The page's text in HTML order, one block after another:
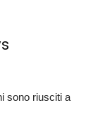
sono riusciti a